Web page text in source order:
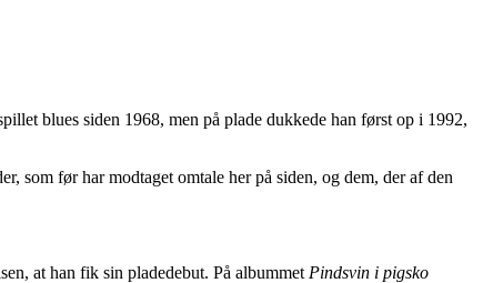
blues siden 1968, men på plade dukkede han først op i 1992,
som før har modtaget omtale her på siden, og dem, der af den
at han fik sin pladedebut. På albummet Pindsvin i pigsko